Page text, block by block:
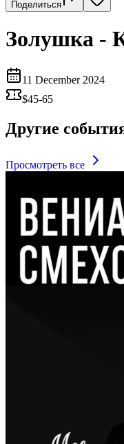
Поделиться
Золушка -
11 December 2024
$45-65
Другие
Просмотреть все